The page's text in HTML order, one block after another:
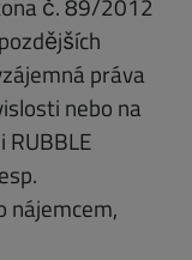
práva
nebo na
nájemcem,